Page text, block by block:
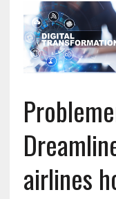
airlines